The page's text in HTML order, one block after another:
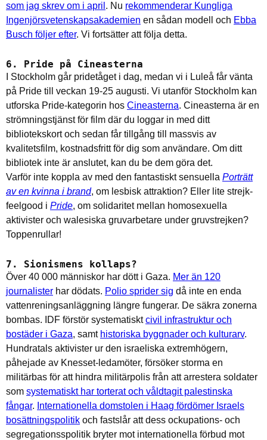
som jag skrev om i april . Nu rekommenderar Kungliga
Ingenjörsvetenskapsakademien en sådan modell och Ebba
Busch följer efter. Vi fortsätter att följa detta.
6. Pride på Cineasterna
I Stockholm går pridetåget i dag, medan vi i Luleå får vänta
på Pride till veckan 19-25 augusti. Vi utanför Stockholm kan
utforska Pride-kategorin hos Cineasterna. Cineasterna är en
strömningstjänst för film där du loggar in med ditt
bibliotekskort och sedan får tillgång till massvis av
kvalitetsfilm, kostnadsfritt för dig som användare. Om ditt
bibliotek inte är anslutet, kan du be dem göra det.
Varför inte koppla av med den fantastiskt sensuella Porträtt
av en kvinna i brand, om lesbisk attraktion? Eller lite strejk-
feelgood i Pride, om solidaritet mellan homosexuella
aktivister och walesiska gruvarbetare under gruvstrejken?
Toppenrullar!
7. Sionismens kollaps?
Över 40 000 människor har dött i Gaza. Mer än 120
journalister har dödats. Polio sprider sig då inte en enda
vattenreningsanläggning längre fungerar. De säkra zonerna
bombas. IDF förstör systematisktcivil infrastruktur och
bostäder i Gaza, samt historiska byggnader och kulturarv.
Hundratals aktivister ur den israeliska extremhögern,
påhejade av Knesset-ledamöter, försöker storma en
militärbas för att hindra militärpolis från att arrestera soldater
som systematiskt har torterat och våldtagit palestinska
fångar. Internationella domstolen i Haag fördömer Israels
bosättningspolitik och fastslår att dess ockupations- och
segregationsspolitik bryter mot internationella förbud mot